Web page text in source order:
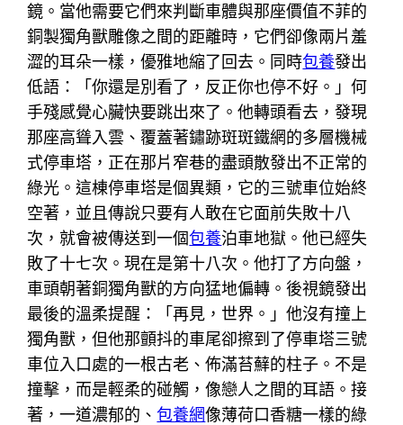
鏡。當他需要它們來判斷車體與那座價值不菲的
銅製獨角獸雕像之間的距離時，它們卻像兩片羞
澀的耳朵一樣，優雅地縮了回去。同時包養發出
低語：「你還是別看了，反正你也停不好。」何
手殘感覺心臟快要跳出來了。他轉頭看去，發現
那座高聳入雲、覆蓋著鏽跡斑斑鐵網的多層機械
式停車塔，正在那片窄巷的盡頭散發出不正常的
綠光。這棟停車塔是個異類，它的三號車位始終
空著，並且傳說只要有人敢在它面前失敗十八
次，就會被傳送到一個包養泊車地獄。他已經失
敗了十七次。現在是第十八次。他打了方向盤，
車頭朝著銅獨角獸的方向猛地偏轉。後視鏡發出
最後的溫柔提醒：「再見，世界。」他沒有撞上
獨角獸，但他那顫抖的車尾卻擦到了停車塔三號
車位入口處的一根古老、佈滿苔蘚的柱子。不是
撞擊，而是輕柔的碰觸，像戀人之間的耳語。接
著，一道濃郁的、包養網像薄荷口香糖一樣的綠